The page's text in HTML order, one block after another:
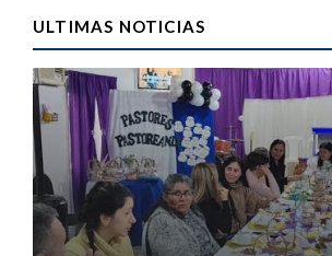
ULTIMAS NOTICIAS